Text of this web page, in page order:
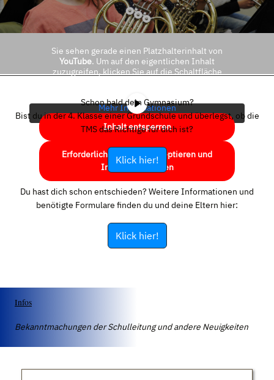
Sie sehen gerade einen Platzhalterinhalt von
YouTube. Um auf den eigentlichen Inhalt
zuzugreifen, klicken Sie auf die Schaltfläche
Mehr Informationen
Inhalt entsperren
Erforderlichen Service akzeptieren und
Inhalte entsperren
Schon bald dein Gymnasium?
Bist du in der 4. Klasse einer Grundschule und überlegst, ob die
TMS das Richtige für dich ist?
Klick hier!
Du hast dich schon entschieden? Weitere Informationen und
benötigte Formulare finden du und deine Eltern hier:
Klick hier!
Infos
Bekanntmachungen der Schulleitung und andere Neuigkeiten